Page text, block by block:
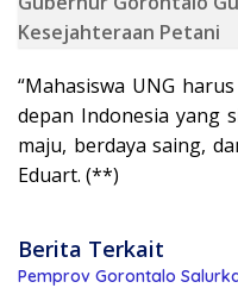
Kesejahteraan Petani
“Mahasiswa UNG
depan Indonesia yang
maju, berdaya saing,
Eduart. (**)
Berita Terkait
Pemprov Gorontalo